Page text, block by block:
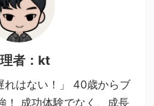
者：kt
れはない！」 40歳からブ
！ 成功体験でなく、成長